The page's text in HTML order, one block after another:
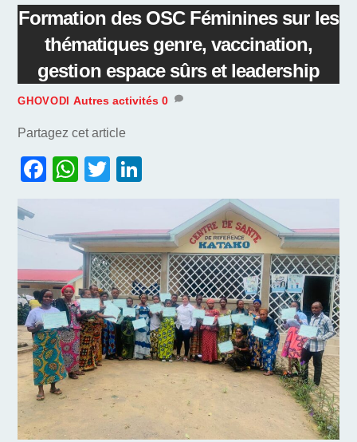
Formation des OSC Féminines sur les
thématiques genre, vaccination,
gestion espace sûrs et leadership
GHOVODI Autres activités 0
Partagez cet article
F
e
b
o
o
k
W
s
A
p
p
T
er e
dI
n